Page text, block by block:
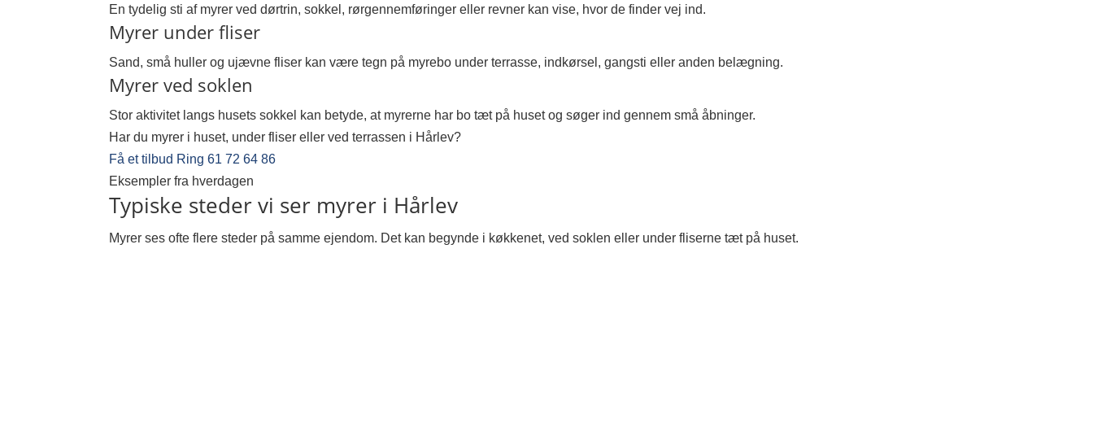
En tydelig sti af myrer ved dørtrin, sokkel, rørgennemføringer eller revner kan vise, hvor de finder vej ind.
Myrer under fliser
Sand, små huller og ujævne fliser kan være tegn på myrebo under terrasse, indkørsel, gangsti eller anden belægning.
Myrer ved soklen
Stor aktivitet langs husets sokkel kan betyde, at myrerne har bo tæt på huset og søger ind gennem små åbninger.
Har du myrer i huset, under fliser eller ved terrassen i Hårlev?
Få et tilbud Ring 61 72 64 86
Eksempler fra hverdagen
Typiske steder vi ser myrer i Hårlev
Myrer ses ofte flere steder på samme ejendom. Det kan begynde i køkkenet, ved soklen eller under fliserne tæt på huset.